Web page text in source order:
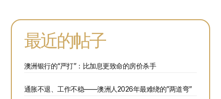
最近的帖子
澳洲银行的“严打”：比加息更致命的房价杀手
通胀不退、工作不稳——澳洲人2026年最难绕的”两道弯”